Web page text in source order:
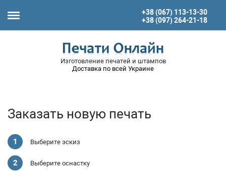
+38 (067) 113-13-30
+38 (097) 264-21-18
Изготовление печатей и штампов
Доставка по всей Украине
Заказать новую печать
Выберите эскиз
Выберите оснастку